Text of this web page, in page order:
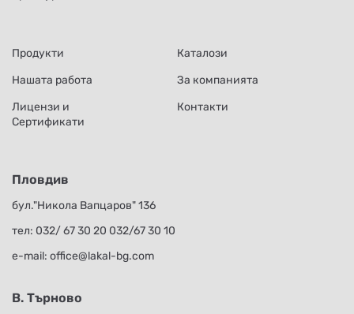
Продукти
Каталози
Нашата работа
За компанията
Лицензи и
Сертификати
Контакти
Пловдив
бул."Никола Вапцаров" 136
тел: 032/ 67 30 20 032/67 30 10
е-mail: office@lakal-bg.com
В. Търново